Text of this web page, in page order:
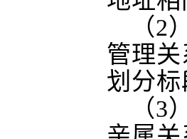
（
管理
划分
（